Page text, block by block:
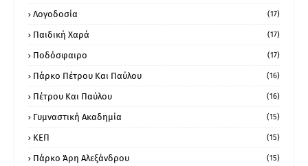
Λογοδοσία (17)
Παιδική Χαρά (17)
Ποδόσφαιρο (17)
Πάρκο Πέτρου Και Παύλου (16)
Πέτρου Και Παύλου (16)
Γυμναστική Ακαδημία (15)
ΚΕΠ (15)
Πάρκο Άρη Αλεξάνδρου (15)